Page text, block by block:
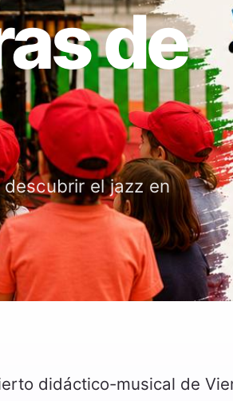
de
el jazz en
didáctico-musical de